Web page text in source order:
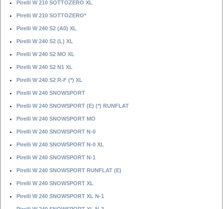
Pirelli W 210 SOTTOZERO XL
Pirelli W 210 SOTTOZERO*
Pirelli W 240 S2 (A0) XL
Pirelli W 240 S2 (L) XL
Pirelli W 240 S2 MO XL
Pirelli W 240 S2 N1 XL
Pirelli W 240 S2 R-F (*) XL
Pirelli W 240 SNOWSPORT
Pirelli W 240 SNOWSPORT (E) (*) RUNFLAT
Pirelli W 240 SNOWSPORT MO
Pirelli W 240 SNOWSPORT N-0
Pirelli W 240 SNOWSPORT N-0 XL
Pirelli W 240 SNOWSPORT N-1
Pirelli W 240 SNOWSPORT RUNFLAT (E)
Pirelli W 240 SNOWSPORT XL
Pirelli W 240 SNOWSPORT XL N-1